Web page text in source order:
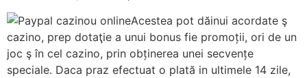
Acestea pot dăinui acordate ş
cazino, prep dotaţie a unui bonus fie promoții, ori de un
joc ş în cel cazino, prin obținerea unei secvențe
speciale. Daca praz efectuat o plată in ultimele 14 zile,